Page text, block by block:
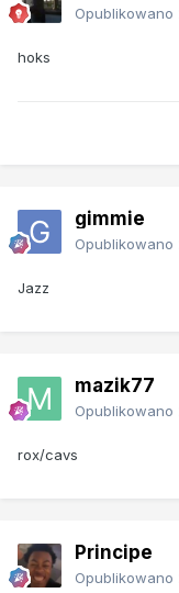
Opublikowano
hoks
gimmie
Opublikowano
Jazz
mazik77
Opublikowano
rox/cavs
Principe
Opublikowano